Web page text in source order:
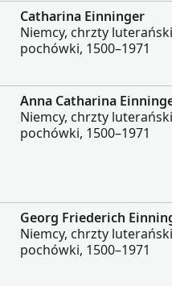
Catharina Einninger
Niemcy, chrzty
pochówki, 1500–1971
Anna Catharina
Niemcy, chrzty
pochówki, 1500–1971
Georg Friederich
Niemcy, chrzty
pochówki, 1500–1971